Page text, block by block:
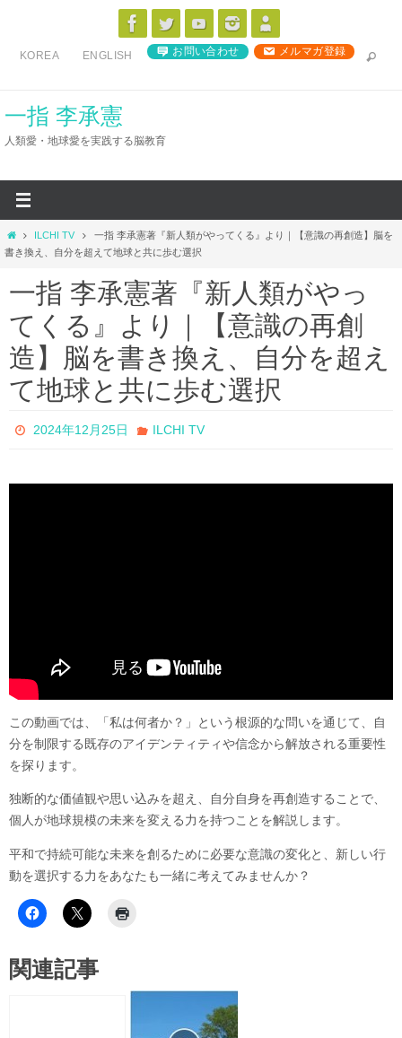
ス
KOREA ENGLISH お問い合わせ メルマガ登録
一指 李承憲
人類愛・地球愛を実践する脳教育
ホ
ー
ILCHI TV
一指 李承憲著『新人類がやってくる』より｜【意識の再創造】脳を
書き換え、自分を超えて地球と共に歩む選択
一指 李承憲著『新人類がやっ
てくる』より｜【意識の再創
造】脳を書き換え、自分を超え
て地球と共に歩む選択
2024年12月25日 ILCHI TV
この動画では、「私は何者か？」という根源的な問いを通じて、自
分を制限する既存のアイデンティティや信念から解放される重要性
を探ります。
独断的な価値観や思い込みを超え、自分自身を再創造することで、
個人が地球規模の未来を変える力を持つことを解説します。
平和で持続可能な未来を創るために必要な意識の変化と、新しい行
動を選択する力をあなたも一緒に考えてみませんか？
関連記事